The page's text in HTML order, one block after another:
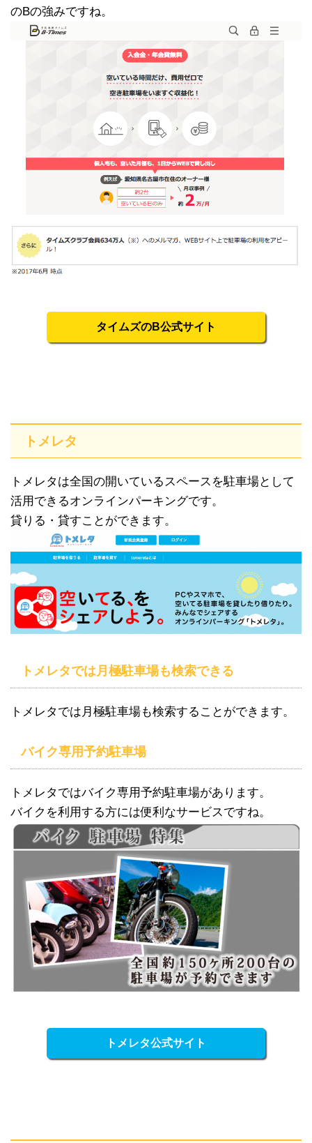
のBの強みですね。
タイムズのB公式サイト
トメレタ
トメレタは全国の開いているスペースを駐車場として
活用できるオンラインパーキングです。
貸りる・貸すことができます。
トメレタでは月極駐車場も検索できる
トメレタでは月極駐車場も検索することができます。
バイク専用予約駐車場
トメレタではバイク専用予約駐車場があります。
バイクを利用する方には便利なサービスですね。
トメレタ公式サイト